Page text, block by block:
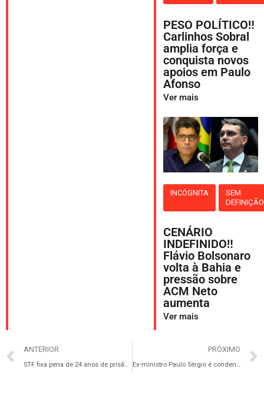
PESO POLÍTICO‼️
Carlinhos Sobral
amplia força e
conquista novos
apoios em Paulo
Afonso
Ver mais
INCÓGNITA
SEM
DEFINIÇÃO
CENÁRIO
INDEFINIDO‼️
Flávio Bolsonaro
volta à Bahia e
pressão sobre
ACM Neto
aumenta
Ver mais
ANTERIOR PRÓXIMO